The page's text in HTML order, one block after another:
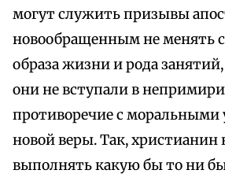
могут служить призывы
новообращенным не менять
образа жизни и рода
они не вступали в
противоречие с моральными
новой веры. Так, христианин
выполнять какую бы то ни